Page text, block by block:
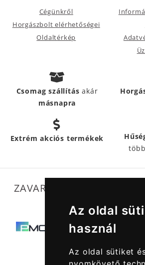
Az oldal
használ
Az oldal sütiket
Cégünkről
Horgászbolt elérhetőségei
Oldaltérkép
Csomag szállításakár
másnapra
Extrém akciós termékek
ZAVARTALAN